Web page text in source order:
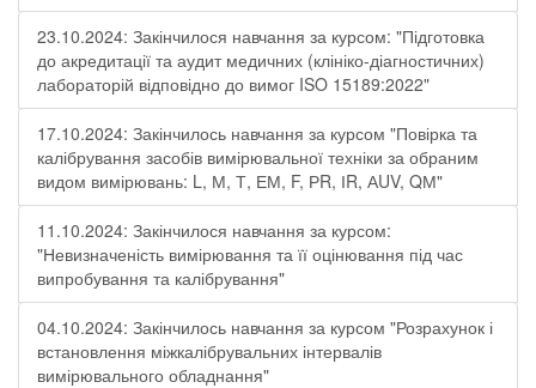
23.10.2024: Закінчилося навчання за курсом: "Підготовка
до акредитації та аудит медичних (клініко-діагностичних)
лабораторій відповідно до вимог ISO 15189:2022"
17.10.2024: Закінчилось навчання за курсом "Повірка та
калібрування засобів вимірювальної техніки за обраним
видом вимірювань: L, М, Т, ЕМ, F, РR, ІR, АUV, QМ"
11.10.2024: Закінчилося навчання за курсом:
"Невизначеність вимірювання та її оцінювання під час
випробування та калібрування"
04.10.2024: Закінчилось навчання за курсом "Розрахунок і
встановлення міжкалібрувальних інтервалів
вимірювального обладнання"